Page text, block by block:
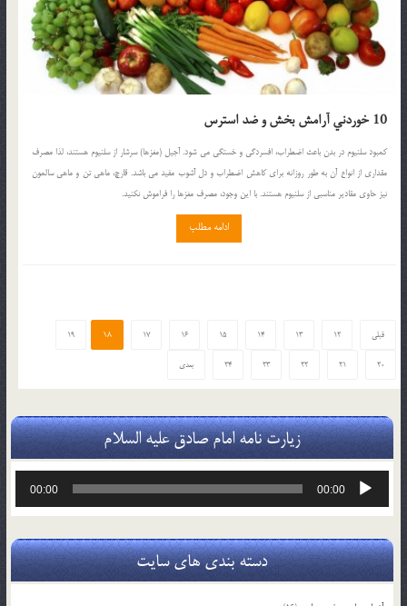
10 خوردني آرامش بخش و ضد استرس
کمبود سلنيوم در بدن باعث اضطراب، افسردگي و خستگي مي شود. آجيل (مغزها) سرشار از سلنيوم هستند، لذا مصرف
مقداري از انواع آن به طور روزانه براي کاهش اضطراب و دل آشوب مفيد مي باشد. قارچ، ماهي تن و ماهي سالمون
نيز حاوي مقادير مناسبي از سلنيوم هستند. با اين وجود، مصرف مغزها را فراموش نکنيد.
ادامه مطلب
قبلی 12
13
14
15
16
17
18
19
20
21
22
23
24 بعدی
زیارت نامه امام صادق علیه السلام
پخش‌کننده
00:00
00:00
دسته بندی های سایت